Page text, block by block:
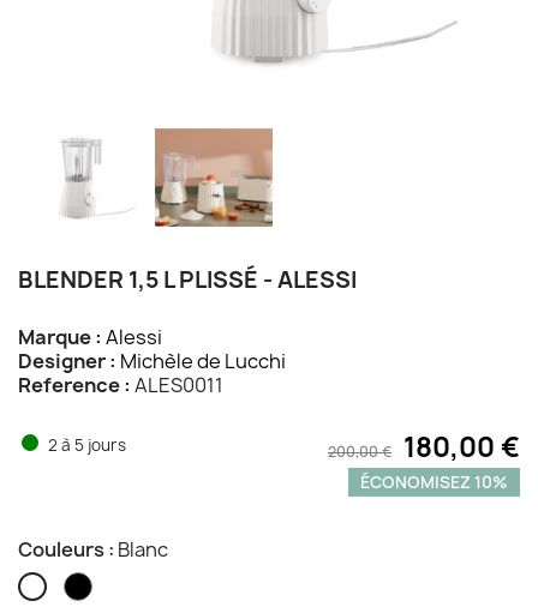
BLENDER 1,5 L PLISSÉ - ALESSI
Marque : Alessi
Designer : Michèle de Lucchi
Reference : ALES0011
2 à 5 jours 180,00 €
200,00 €
ÉCONOMISEZ 10%
Couleurs : Blanc
BlancNoir